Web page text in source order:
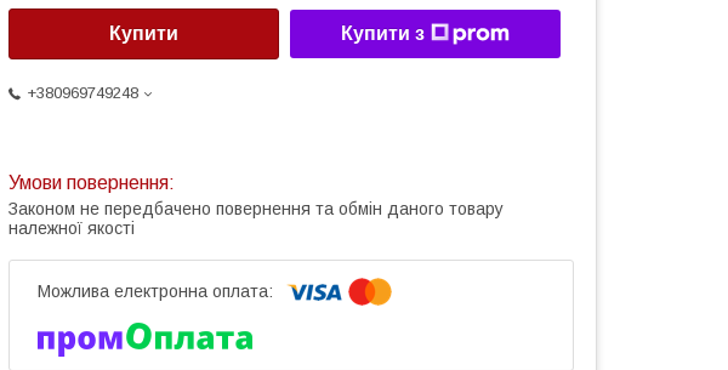
Купити Купити з
+380969749248
Законом не передбачено повернення та обмін даного товару
належної якості